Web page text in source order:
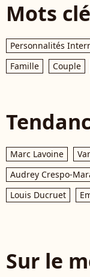
Mots
Personnalités
Famille
Couple
Marc Lavoine
Audrey Crespo-
Louis Ducruet
Sur le